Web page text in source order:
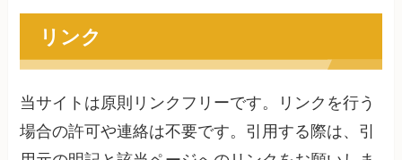
リンク
当サイトは原則リンクフリーです。リンクを行う
場合の許可や連絡は不要です。引用する際は、引